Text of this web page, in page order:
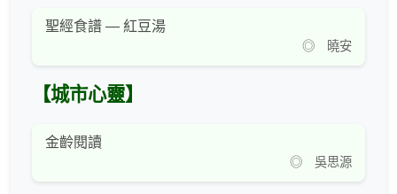
聖經食譜 — 紅豆湯
◎ 曉安
【城市心靈】
金齡閱讀
◎ 吳思源